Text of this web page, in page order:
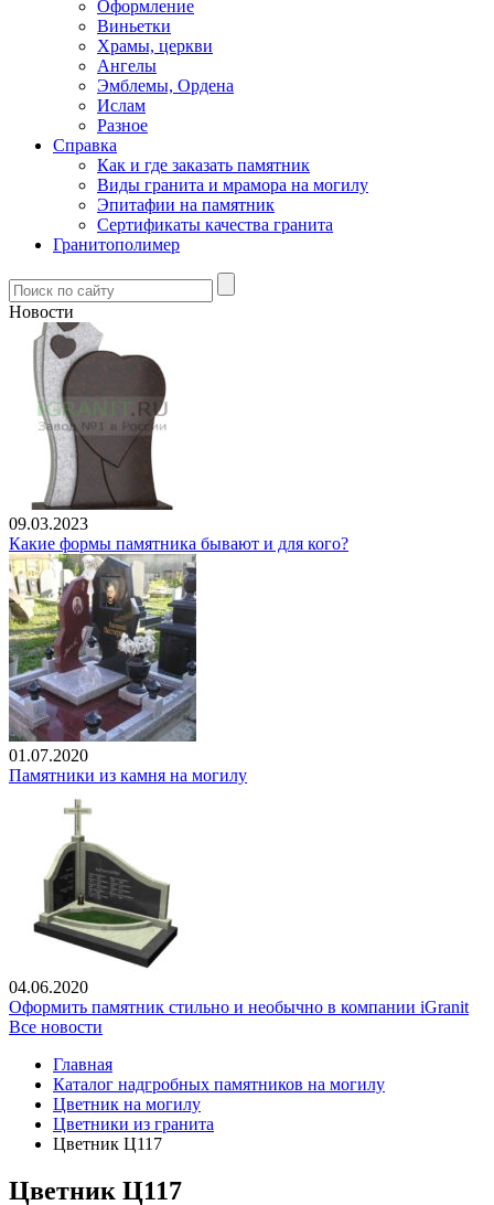
Оформление
Виньетки
Храмы, церкви
Ангелы
Эмблемы, Ордена
Ислам
Разное
Справка
Как и где заказать памятник
Виды гранита и мрамора на могилу
Эпитафии на памятник
Сертификаты качества гранита
Гранитополимер
Новости
09.03.2023
Какие формы памятника бывают и для кого?
01.07.2020
Памятники из камня на могилу
04.06.2020
Оформить памятник стильно и необычно в компании iGranit
Все новости
Главная
Каталог надгробных памятников на могилу
Цветник на могилу
Цветники из гранита
Цветник Ц117
Цветник Ц117